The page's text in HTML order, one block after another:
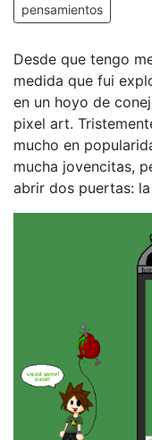
pensamientos
Desde que tengo
medida que fui
en un hoyo de
pixel art.
mucho en
mucha jovencitas,
abrir dos puertas: